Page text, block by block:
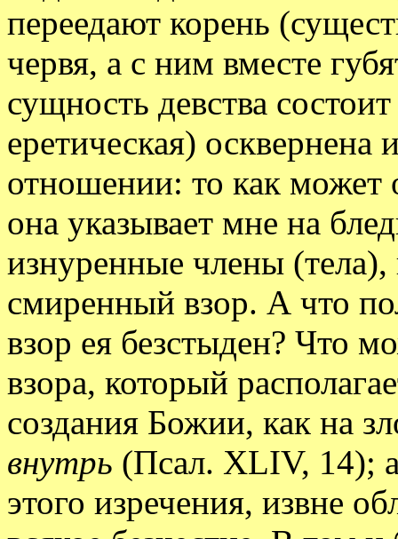
переедают корень
червя, а с ним вместе
сущность девства
еретическая) осквернена
отношении: то как может
она указывает мне на
изнуренные члены
смиренный взор. А что
взор ея безстыден? Что
взора, который
создания Божии, как на
внутрь (Псал. XLIV, 14); а
этого изречения, извне